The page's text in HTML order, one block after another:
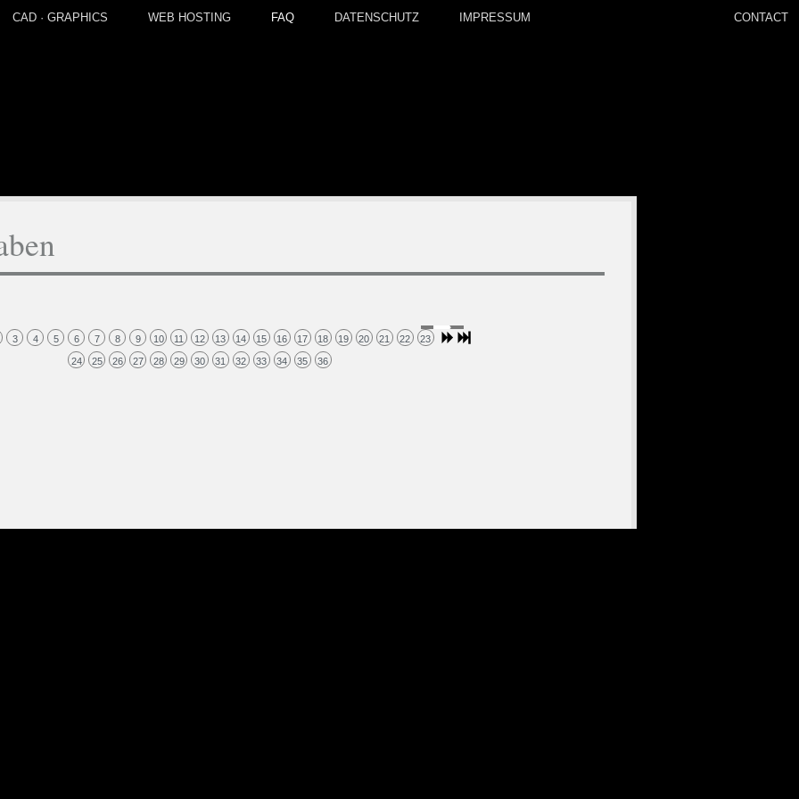
CONTACT
CAD · GRAPHICS WEB HOSTING FAQ DATENSCHUTZ IMPRESSUM
3 4 5 6 7 8 9 10 11 12 13 14 15 16 17 18 19 20 21 22 23
24 25 26 27 28 29 30 31 32 33 34 35 36